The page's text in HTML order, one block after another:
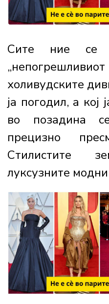
Сите ние се
холивудските
ја погодил, а кој
во позадина
прецизно
Стилистите
луксузните